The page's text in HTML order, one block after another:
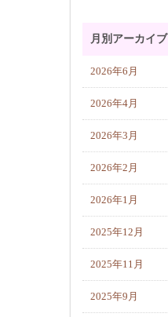
月別アーカイブ
2026年6月
2026年4月
2026年3月
2026年2月
2026年1月
2025年12月
2025年11月
2025年9月